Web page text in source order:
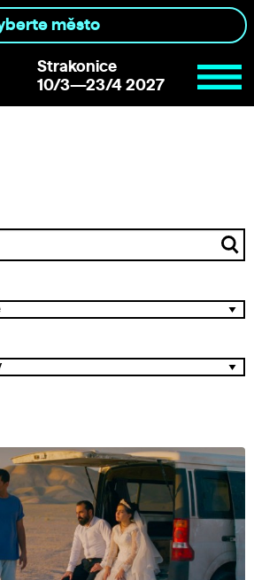
Strakonice
10/3—23/4 2027